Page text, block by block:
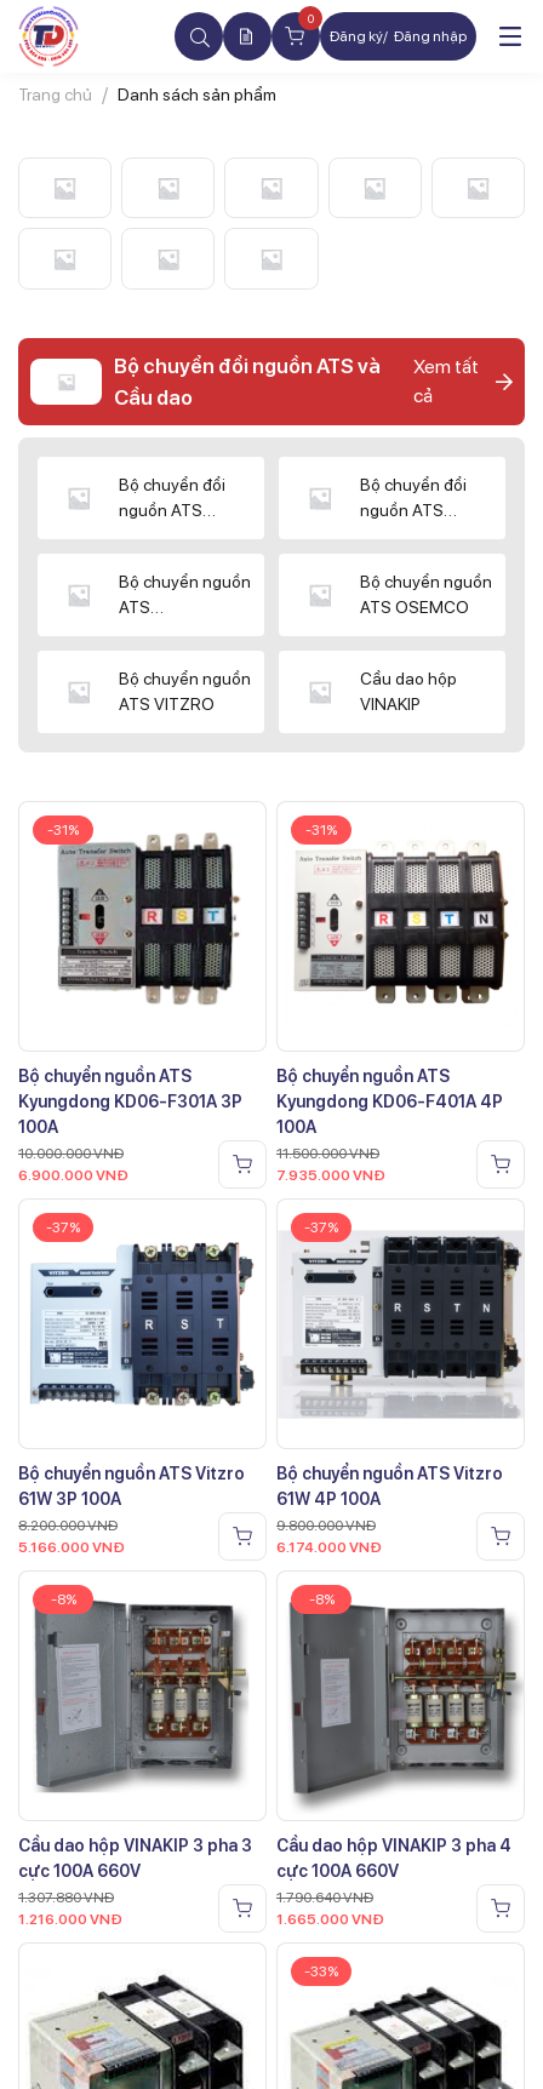
0
Đăng ký Đăng nhập
Trang chủ Danh sách sản phẩm
Bộ chuyển đổi nguồn ATS và
Cầu dao
Xem tất
cả
Bộ chuyển đổi
nguồn ATS
Bộ chuyển đổi
nguồn ATS
Bộ chuyển nguồn
ATS
Bộ chuyển nguồn
ATS OSEMCO
Bộ chuyển nguồn
ATS VITZRO
Cầu dao hộp
VINAKIP
-31%
Bộ chuyển nguồn ATS
Kyungdong KD06-F301A 3P
100A
10.000.000VNĐ
6.900.000 VNĐ
-31%
Bộ chuyển nguồn ATS
Kyungdong KD06-F401A 4P
100A
11.500.000VNĐ
7.935.000 VNĐ
-37%
Bộ chuyển nguồn ATS Vitzro
61W 3P 100A
8.200.000VNĐ
5.166.000 VNĐ
-37%
Bộ chuyển nguồn ATS Vitzro
61W 4P 100A
9.800.000VNĐ
6.174.000 VNĐ
-8%
Cầu dao hộp VINAKIP 3 pha 3
cực 100A 660V
1.307.880VNĐ
1.216.000 VNĐ
-8%
Cầu dao hộp VINAKIP 3 pha 4
cực 100A 660V
1.790.640VNĐ
1.665.000 VNĐ
-33%